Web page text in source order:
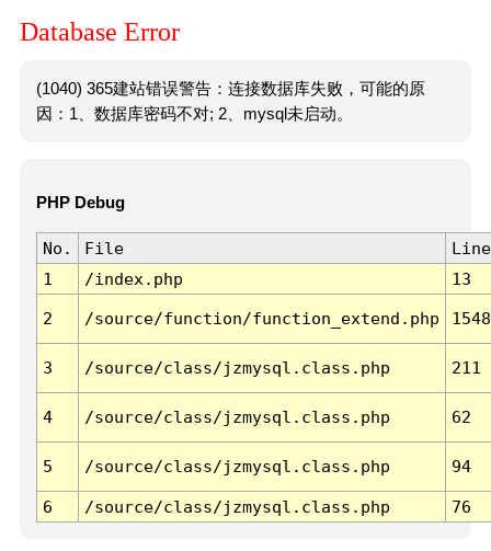
Database Error
(1040) 365建站错误警告：连接数据库失败，可能的原
因：1、数据库密码不对; 2、mysql未启动。
PHP Debug
No. File
Line
1
/index.php 13
2 /source/function/function_extend.php 1548
3 /source/class/jzmysql.class.php 211
4 /source/class/jzmysql.class.php 62
5 /source/class/jzmysql.class.php 94
6 /source/class/jzmysql.class.php 76